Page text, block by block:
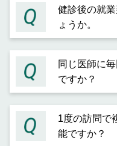
健診後の就
ょうか。
同じ医師に
ですか？
1度の訪問で
能ですか？